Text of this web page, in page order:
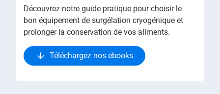
Découvrez notre guide pratique pour choisir le
bon équipement de surgélation cryogénique et
prolonger la conservation de vos aliments.
Téléchargez nos ebooks